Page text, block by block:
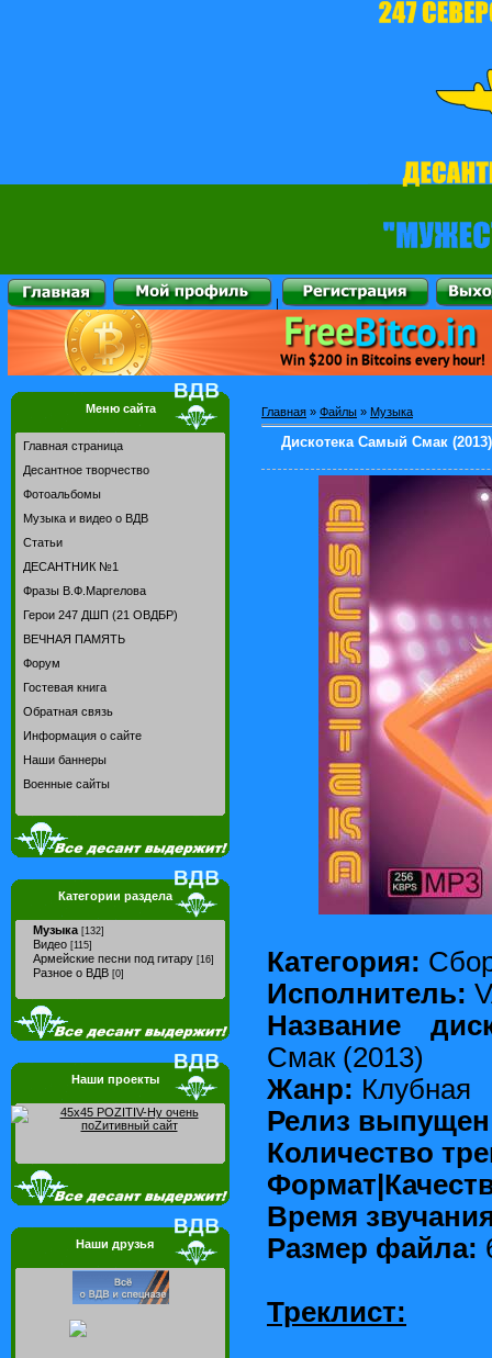
|
Меню сайта
Главная страница
Десантное творчество
Фотоальбомы
Музыка и видео о ВДВ
Статьи
ДЕСАНТНИК №1
Фразы В.Ф.Маргелова
Герои 247 ДШП (21 ОВДБР)
ВЕЧНАЯ ПАМЯТЬ
Форум
Гостевая книга
Обратная связь
Информация о сайте
Наши баннеры
Военные сайты
Категории раздела
Музыка [132]
Видео [115]
Армейские песни под гитару [16]
Разное о ВДВ [0]
Наши проекты
Наши друзья
Главная » Файлы » Музыка
Дискотека Самый Смак (2013)
Категория:
Исполнитель:
Название
Смак (2013)
Жанр: Клубная
Релиз
Количество
Время
Размер файла:
Треклист: